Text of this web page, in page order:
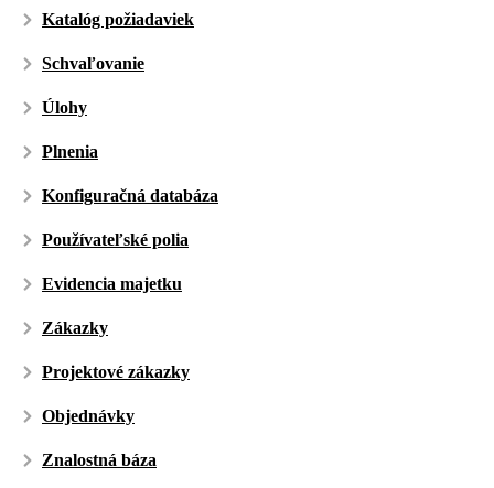
Katalóg požiadaviek
Schvaľovanie
Úlohy
Plnenia
Konfiguračná databáza
Používateľské polia
Evidencia majetku
Zákazky
Projektové zákazky
Objednávky
Znalostná báza